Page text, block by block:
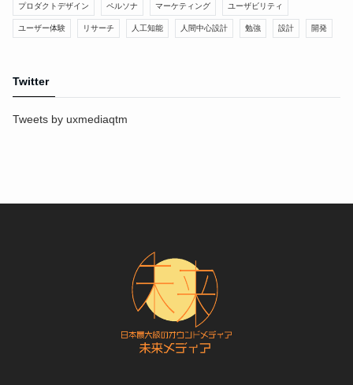
プロダクトデザイン ペルソナ マーケティング ユーザビリティ
ユーザー体験 リサーチ 人工知能 人間中心設計 勉強 設計 開発
Twitter
Tweets by uxmediaqtm